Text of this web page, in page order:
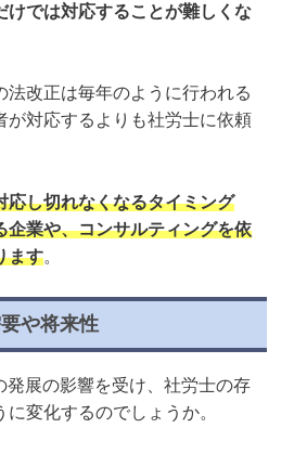
けでは対応することが難しくな
法改正は毎年のように行われる
が対応するよりも社労士に依頼
応し切れなくなるタイミング
企業や、コンサルティングを依
ます。
や将来性
発展の影響を受け、社労士の存
変化するのでしょうか。